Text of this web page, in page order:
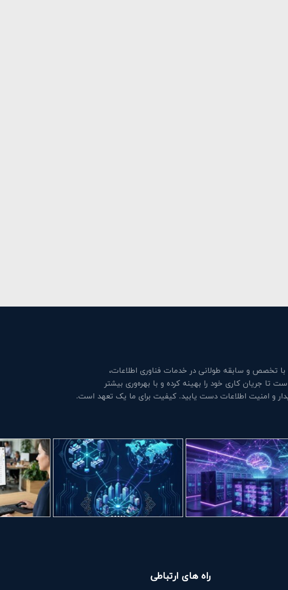
با تخصص و سابقه طولانی در خدمات فناوری اطلاعات،
تا جریان کاری خود را بهینه کرده و با بهره‌وری بیشتر
و امنیت اطلاعات دست یابید. کیفیت برای ما یک تعهد است.
راه های ارتباطی